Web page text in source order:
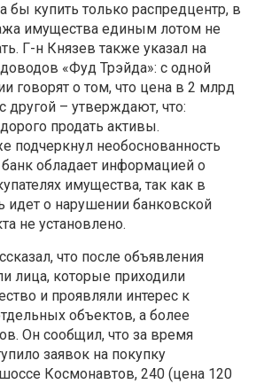
бы купить только распредцентр, в
имущества единым лотом не
Г-н Князев также указал на
«Фуд Трэйда»: с одной
говорят о том, что цена в 2 млрд
другой – утверждают, что:
продать активы.
подчеркнул необоснованность
обладает информацией о
имущества, так как в
идет о нарушении банковской
не установлено.
что после объявления
лица, которые приходили
и проявляли интерес к
объектов, а более
Он сообщил, что за время
заявок на покупку
Космонавтов, 240 (цена 120